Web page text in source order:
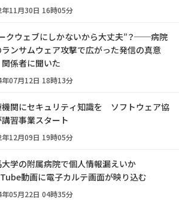
年11月30日 16時05分
クウェブにしかないから大丈夫”？──病院
ランサムウェア攻撃で広がった発信の真意
係者に聞いた
年07月12日 18時13分
機関にセキュリティ知識を ソフトウェア協
習事業スタート
年12月09日 19時05分
学の附属病院で個人情報漏えいか
動画に電子カルテ画面が映り込む
年05月22日 04時35分